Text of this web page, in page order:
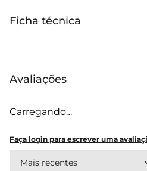
Ficha técnica
Avaliações
Carregando…
Faça login para escrever uma
Mais recentes